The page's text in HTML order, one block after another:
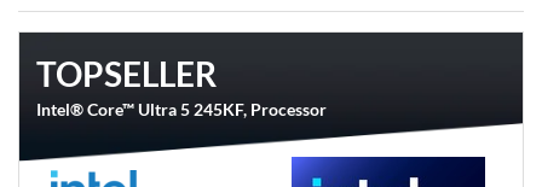
TOPSELLER
Intel® Core™ Ultra 5 245KF, Processor